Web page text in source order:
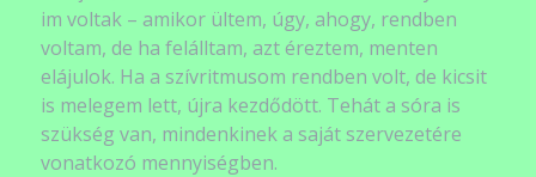
im voltak – amikor ültem, úgy, ahogy, rendben
voltam, de ha felálltam, azt éreztem, menten
elájulok. Ha a szívritmusom rendben volt, de kicsit
is melegem lett, újra kezdődött. Tehát a sóra is
szükség van, mindenkinek a saját szervezetére
vonatkozó mennyiségben.